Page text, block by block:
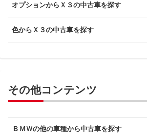
オプションからＸ３の中古車を探す
色からＸ３の中古車を探す
その他コンテンツ
ＢＭＷの他の車種から中古車を探す